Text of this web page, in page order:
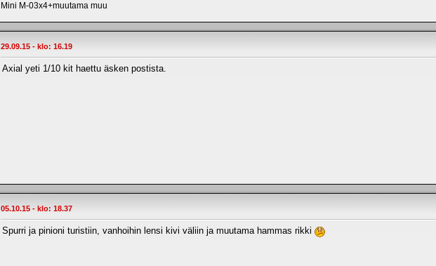
Mini M-03x4+muutama muu
29.09.15 - klo: 16.19
Axial yeti 1/10 kit haettu äsken postista.
05.10.15 - klo: 18.37
Spurri ja pinioni turistiin, vanhoihin lensi kivi väliin ja muutama hammas rikki